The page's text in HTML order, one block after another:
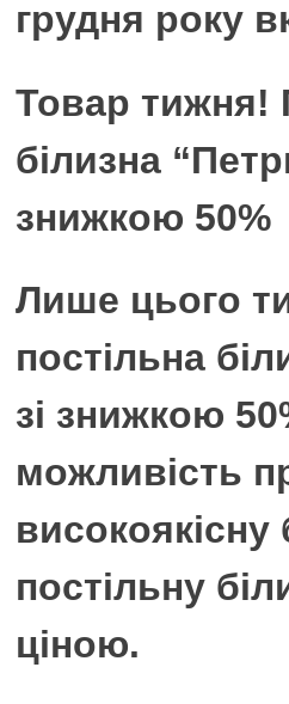
грудня року
Товар тижня!
білизна
знижкою 50%
Лише цього
постільна
зі знижкою
можливість
постільну
ціною.